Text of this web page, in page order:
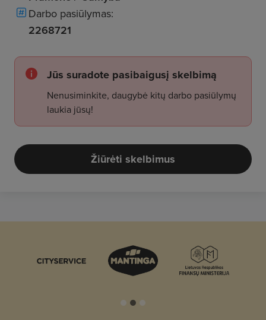
Darbo pasiūlymas:
2268721
Jūs suradote pasibaigusį skelbimą
Nenusiminkite, daugybė kitų darbo pasiūlymų
laukia jūsų!
Žiūrėti skelbimus